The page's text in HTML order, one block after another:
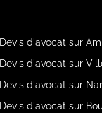
Devis d'avocat sur
Devis d'avocat sur
Devis d'avocat sur
Devis d'avocat sur